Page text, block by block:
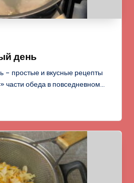
день
– простые и вкусные рецепты
части обеда в повседневном…